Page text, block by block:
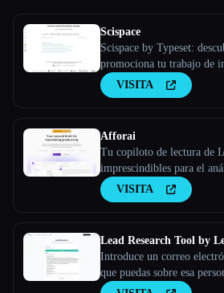
Scispace
Scispace by Typeset:
promociona tu trabajo de
VISITA
Afforai
Tu copiloto de lectura de
imprescindibles para el
investigación y la búsqueda
VISITA
Lead Research Tool by
Introduce un correo
que puedas sobre esa